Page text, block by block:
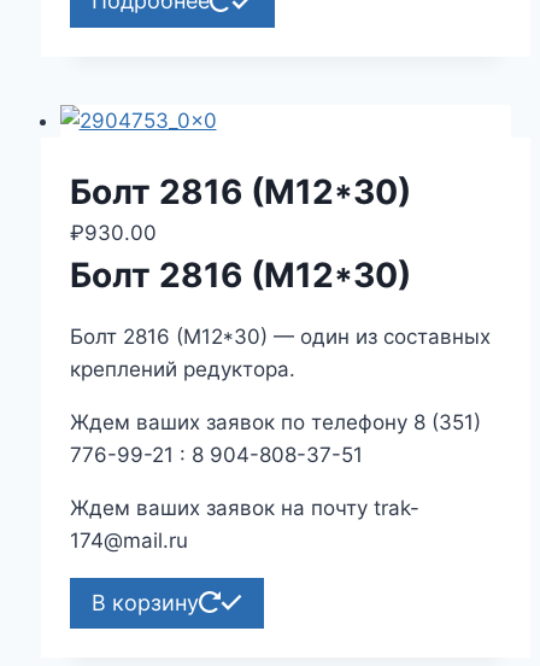
Болт 2816 (М12*30)
₽930.00
Болт 2816 (М12*30)
Болт 2816 (М12*30) — один из составных
креплений редуктора.
Ждем ваших заявок по телефону 8 (351)
776-99-21 : 8 904-808-37-51
Ждем ваших заявок на почту trak-
174@mail.ru
В корзину